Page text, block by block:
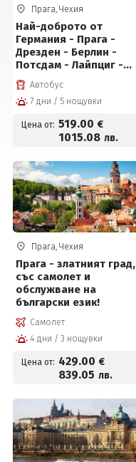
Прага, Чехия
Най-доброто от
Германия - Прага -
Дрезден - Берлин -
Потсдам - Лайпциг -
Мюнхен!
Автобус
7 дни / 5 нощувки
Цена от: 519.00 €
1015.08 лв.
Прага, Чехия
Прага - златният град,
със самолет и
обслужване на
български език!
Самолет
4 дни / 3 нощувки
Цена от: 429.00 €
839.05 лв.